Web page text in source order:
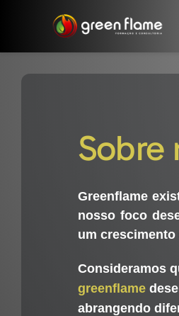
content
Sobre
Greenflame
nosso foco
um
Consideramos
greenflame
abrangendo